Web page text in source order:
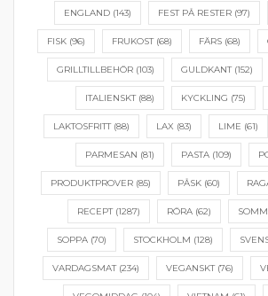
ENGLAND(143) FEST PÅ RESTER(97)
FISK(96) FRUKOST(68) FÄRS(68)
GRILLTILLBEHÖR (103) GULDKANT(152)
ITALIENSKT(88) KYCKLING (75)
LAKTOSFRITT(88) LAX (83) LIME (61)
PARMESAN (81) PASTA(109)
PRODUKTPROVER(85) PÅSK(60)
RECEPT(1287) RÖRA(62)
SOPPA(70) STOCKHOLM (128)
VARDAGSMAT(234) VEGANSKT(76)